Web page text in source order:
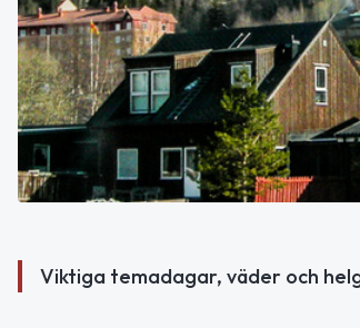
Viktiga temadagar, väder och